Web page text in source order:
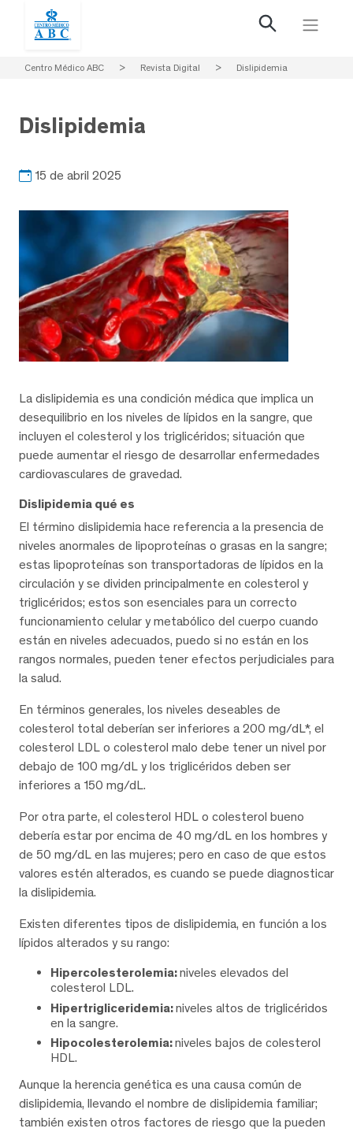
Centro Médico ABC > Revista Digital > Dislipidemia
Dislipidemia
15 de abril 2025
La dislipidemia es una condición médica que implica un
desequilibrio en los niveles de lípidos en la sangre, que
incluyen el colesterol y los triglicéridos; situación que
puede aumentar el riesgo de desarrollar enfermedades
cardiovasculares de gravedad.
Dislipidemia qué es
El término dislipidemia hace referencia a la presencia de
niveles anormales de lipoproteínas o grasas en la sangre;
estas lipoproteínas son transportadoras de lípidos en la
circulación y se dividen principalmente en colesterol y
triglicéridos; estos son esenciales para un correcto
funcionamiento celular y metabólico del cuerpo cuando
están en niveles adecuados, puedo si no están en los
rangos normales, pueden tener efectos perjudiciales para
la salud.
En términos generales, los niveles deseables de
colesterol total deberían ser inferiores a 200 mg/dL*, el
colesterol LDL o colesterol malo debe tener un nivel por
debajo de 100 mg/dL y los triglicéridos deben ser
inferiores a 150 mg/dL.
Por otra parte, el colesterol HDL o colesterol bueno
debería estar por encima de 40 mg/dL en los hombres y
de 50 mg/dL en las mujeres; pero en caso de que estos
valores estén alterados, es cuando se puede diagnosticar
la dislipidemia.
Existen diferentes tipos de dislipidemia, en función a los
lípidos alterados y su rango:
Hipercolesterolemia:niveles elevados del
colesterol LDL.
Hipertrigliceridemia:niveles altos de triglicéridos
en la sangre.
Hipocolesterolemia:niveles bajos de colesterol
HDL.
Aunque la herencia genética es una causa común de
dislipidemia, llevando el nombre de dislipidemia familiar;
también existen otros factores de riesgo que la pueden